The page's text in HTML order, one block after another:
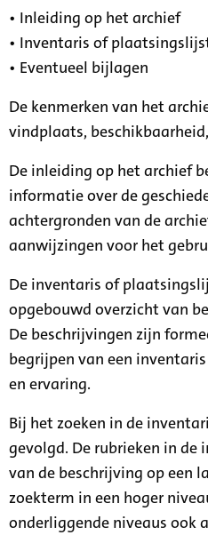
• Inleiding op het archief
• Inventaris of
• Eventueel bijlagen
De kenmerken van het
vindplaats,
De inleiding op het archief
informatie over de
achtergronden van de
aanwijzingen voor het
De inventaris of
opgebouwd overzicht van
De beschrijvingen zijn
begrijpen van een
en ervaring.
Bij het zoeken in de
gevolgd. De rubrieken in
van de beschrijving op een
zoekterm in een hoger
onderliggende niveaus ook